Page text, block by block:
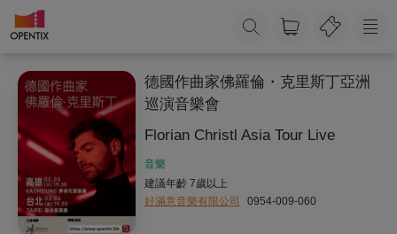
德國作曲家佛羅倫・克里斯丁亞洲
巡演音樂會
Florian Christl Asia Tour Live
音樂
建議年齡 7歲以上
好滿意音樂有限公司
0954-009-060